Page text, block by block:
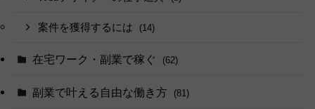
案件を獲得するには (14)
在宅ワーク・副業で稼ぐ (62)
副業で叶える自由な働き方 (81)